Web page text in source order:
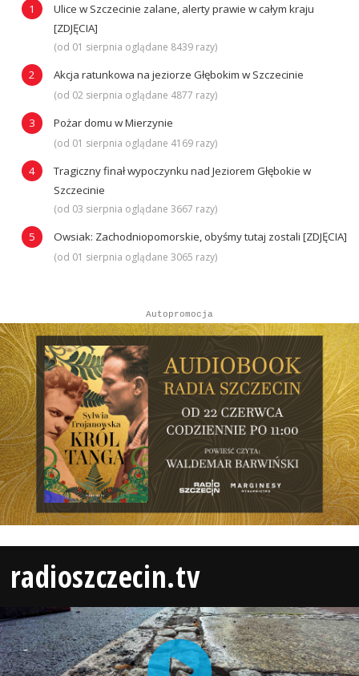
Ulice w Szczecinie zalane, alerty prawie w całym kraju
[ZDJĘCIA]
(od 01 sierpnia oglądane 8439 razy)
Akcja ratunkowa na jeziorze Głębokim w Szczecinie
(od 02 sierpnia oglądane 4877 razy)
Pożar domu w Mierzynie
(od 01 sierpnia oglądane 4169 razy)
Tragiczny finał wypoczynku nad Jeziorem Głębokie w
Szczecinie
(od 03 sierpnia oglądane 3667 razy)
Owsiak: Zachodniopomorskie, obyśmy tutaj zostali [ZDJĘCIA]
(od 01 sierpnia oglądane 3065 razy)
Autopromocja
radioszczecin.tv